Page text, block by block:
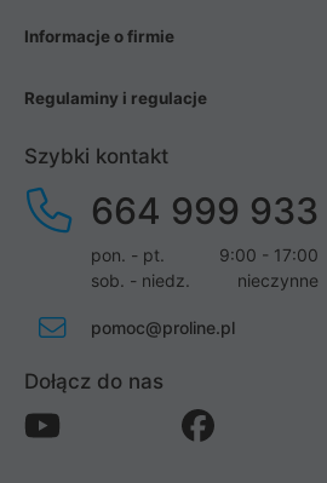
Informacje o firmie
Regulaminy i regulacje
Szybki kontakt
664 999 933
pon. - pt.
9:00 - 17:00
sob. - niedz.
nieczynne
pomoc@proline.pl
Dołącz do nas